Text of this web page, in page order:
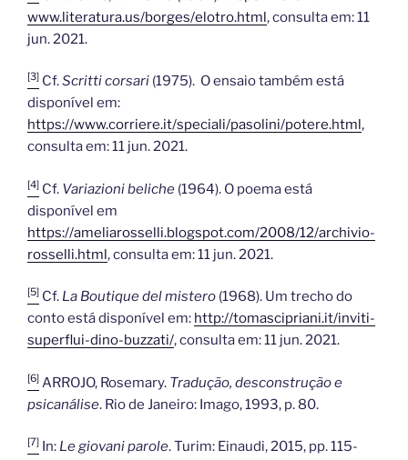
www.literatura.us/borges/elotro.html, consulta em: 11
jun. 2021.
[3] Cf.Scritti corsari (1975). O ensaio também está
disponível em:
https://www.corriere.it/speciali/pasolini/potere.html,
consulta em: 11 jun. 2021.
[4] Cf. Variazioni beliche (1964). O poema está
disponível em
https://ameliarosselli.blogspot.com/2008/12/archivio-
rosselli.html, consulta em: 11 jun. 2021.
[5] Cf. La Boutique del mistero (1968). Um trecho do
conto está disponível em: http://tomascipriani.it/inviti-
superflui-dino-buzzati/, consulta em: 11 jun. 2021.
[6] ARROJO, Rosemary. Tradução, desconstrução e
psicanálise. Rio de Janeiro: Imago, 1993, p. 80.
[7] In: Le giovani parole. Turim: Einaudi, 2015, pp. 115-